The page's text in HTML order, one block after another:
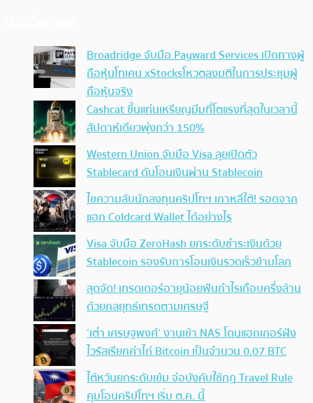
Broadridge จับมือ Payward Services เปิดทางผู้
ถือหุ้นโทเคน xStocksโหวตลงมติในการประชุมผู้
ถือหุ้นจริง
Cashcat ขึ้นแท่นเหรียญมีมที่โตแรงที่สุดในเวลานี้
สัปดาห์เดียวพุ่งกว่า 150%
Western Union จับมือ Visa ลุยเปิดตัว
Stablecard ดันโอนเงินผ่าน Stablecoin
ไขความลับนักลงทุนคริปโทฯ เกาหลีใต้! รอดจาก
แฮก Coldcard Wallet ได้อย่างไร
Visa จับมือ ZeroHash ยกระดับชำระเงินด้วย
Stablecoin รองรับการโอนเงินรวดเร็วข้ามโลก
สุดจัด! เทรดเดอร์อายุน้อยฟันกำไรเกือบครึ่งล้าน
ด้วยกลยุทธ์เทรดตามเศรษฐี
‘เต๋า เศรษฐพงศ์’ งานเข้า NAS โดนแฮกเกอร์ฝัง
ไวรัสเรียกค่าไถ่ Bitcoin เป็นจำนวน 0.07 BTC
ไต้หวันยกระดับเข้ม จ่อบังคับใช้กฏ Travel Rule
คุมโอนคริปโทฯ เริ่ม ต.ค. นี้